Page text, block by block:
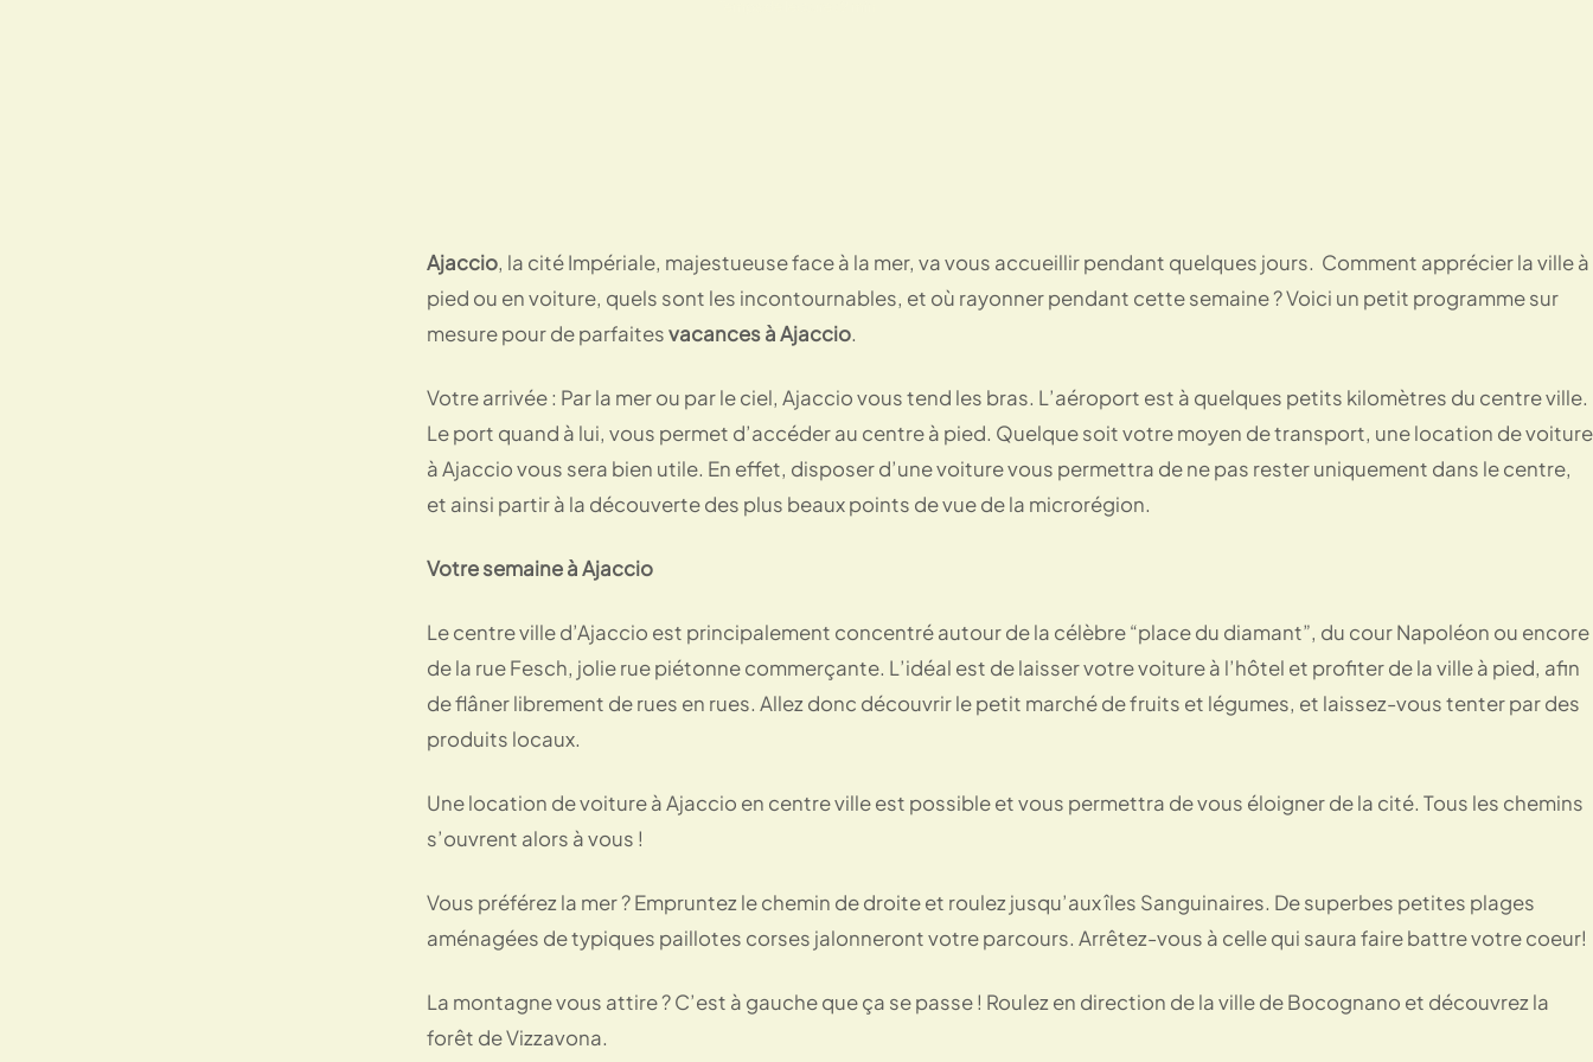
Ajaccio, la cité Impériale, majestueuse face à la mer, va vous accueillir pendant quelques jours. Comment apprécier la ville à
pied ou en voiture, quels sont les incontournables, et où rayonner pendant cette semaine ? Voici un petit programme sur
mesure pour de parfaitesvacances à Ajaccio.
Votre arrivée : Par la mer ou par le ciel, Ajaccio vous tend les bras. L’aéroport est à quelques petits kilomètres du centre ville.
Le port quand à lui, vous permet d’accéder au centre à pied. Quelque soit votre moyen de transport, une location de voiture
à Ajaccio vous sera bien utile. En effet, disposer d’une voiture vous permettra de ne pas rester uniquement dans le centre,
et ainsi partir à la découverte des plus beaux points de vue de la microrégion.
Votre semaine à Ajaccio
Le centre ville d’Ajaccio est principalement concentré autour de la célèbre “place du diamant”, du cour Napoléon ou encore
de la rue Fesch, jolie rue piétonne commerçante. L’idéal est de laisser votre voiture à l’hôtel et profiter de la ville à pied, afin
de flâner librement de rues en rues. Allez donc découvrir le petit marché de fruits et légumes, et laissez-vous tenter par des
produits locaux.
Une location de voiture à Ajaccio en centre ville est possible et vous permettra de vous éloigner de la cité. Tous les chemins
s’ouvrent alors à vous !
Vous préférez la mer ? Empruntez le chemin de droite et roulez jusqu’aux îles Sanguinaires. De superbes petites plages
aménagées de typiques paillotes corses jalonneront votre parcours. Arrêtez-vous à celle qui saura faire battre votre coeur!
La montagne vous attire ? C’est à gauche que ça se passe ! Roulez en direction de la ville de Bocognano et découvrez la
forêt de Vizzavona.